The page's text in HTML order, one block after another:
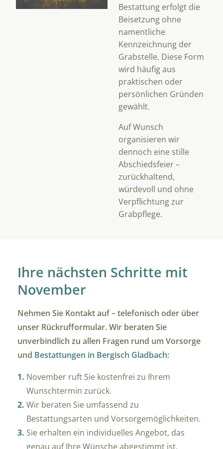
Bestattung erfolgt die
Beisetzung ohne
namentliche
Kennzeichnung der
Grabstelle. Diese Form
wird häufig aus
praktischen oder
persönlichen Gründen
gewählt.
Auf Wunsch
organisieren wir
dennoch eine stille
Abschiedsfeier –
zurückhaltend,
würdevoll und ohne
Verpflichtung zur
Grabpflege.
Ihre nächsten Schritte mit
November
Nehmen Sie Kontakt auf – telefonisch oder über
unser Rückrufformular. Wir beraten Sie
unverbindlich zu allen Fragen rund um Vorsorge
und Bestattungen in Bergisch Gladbach:
November ruft Sie kostenfrei zu Ihrem
Wunschtermin zurück.
Wir beraten Sie umfassend zu
Bestattungsarten und Vorsorgemöglichkeiten.
Sie erhalten ein individuelles Angebot, das
genau auf Ihre Wünsche abgestimmt ist.